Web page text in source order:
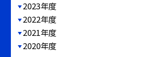
2023年度
2022年度
2021年度
2020年度